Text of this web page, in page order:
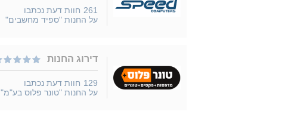
261 חוות דעת נכתבו
על החנות "ספיד מחשבים"
דירוג החנות
129 חוות דעת נכתבו
על החנות "טונר פלוס בע"מ"